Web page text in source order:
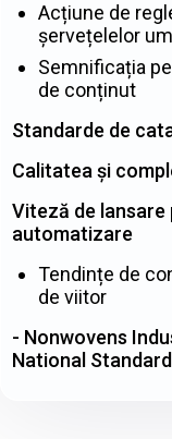
Acțiune de
șervețelelor
Semnificația
de conținut
Standarde de
Calitatea și
Viteză de lansare
automatizare
Tendințe de
de viitor
- Nonwovens
National